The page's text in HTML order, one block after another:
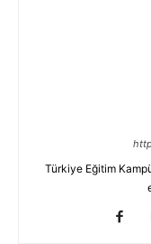
Türkiye Eğitim